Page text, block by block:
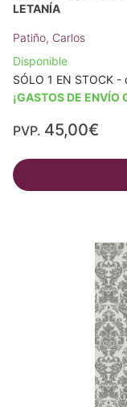
LETANÍA
Patiño, Carlos
Disponible
SÓLO 1 EN STOCK
¡GASTOS DE ENVÍO
PVP. 45,00€